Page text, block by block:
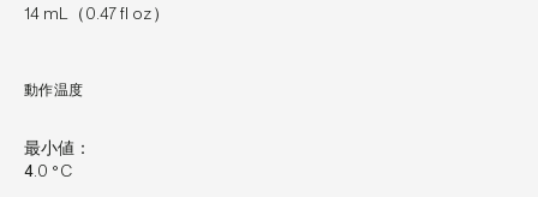
14 mL（0.47 fl oz）
動作温度
最小値：
4.0 °C